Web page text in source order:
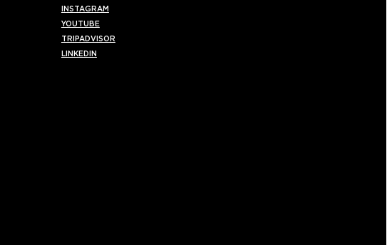
INSTAGRAM
YOUTUBE
TRIPADVISOR
LINKEDIN